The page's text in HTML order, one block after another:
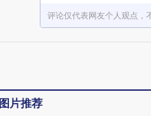
评论仅代表网友个人观点，
图片推荐